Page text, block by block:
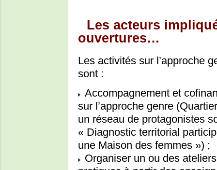
Les acteurs
ouvertures…
Les activités sur l’approche
sont :
Accompagnement et
sur l’approche genre
un réseau de protagonistes
« Diagnostic territorial
une Maison des femmes ») ;
Organiser un ou des